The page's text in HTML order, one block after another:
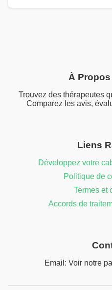
À
Trouvez des thérapeutes
Comparez les avis,
Liens
Développez votre
Politique de
Termes et
Accords de
Email: Voir notre